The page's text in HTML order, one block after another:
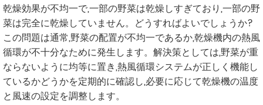
乾燥効果が不均一で,一部の野菜は乾燥しすぎており,一部の野
菜は完全に乾燥していません。どうすればよいでしょうか?
この問題は通常,野菜の配置が不均一であるか,乾燥機内の熱風
循環が不十分なために発生します。解決策としては,野菜が重
ならないように均等に置き,熱風循環システムが正しく機能し
ているかどうかを定期的に確認し,必要に応じて乾燥機の温度
と風速の設定を調整します。